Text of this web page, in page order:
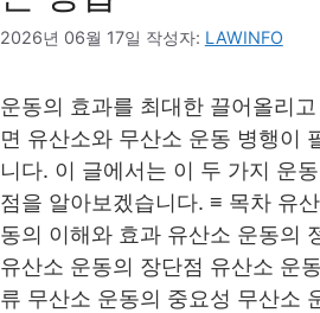
2026년 06월 17일 작성자: LAWINFO
운동의 효과를 최대한 끌어올리
면 유산소와 무산소 운동 병행이
니다. 이 글에서는 이 두 가지 운
점을 알아보겠습니다. ≡ 목차 유
동의 이해와 효과 유산소 운동의
유산소 운동의 장단점 유산소 운
류 무산소 운동의 중요성 무산소